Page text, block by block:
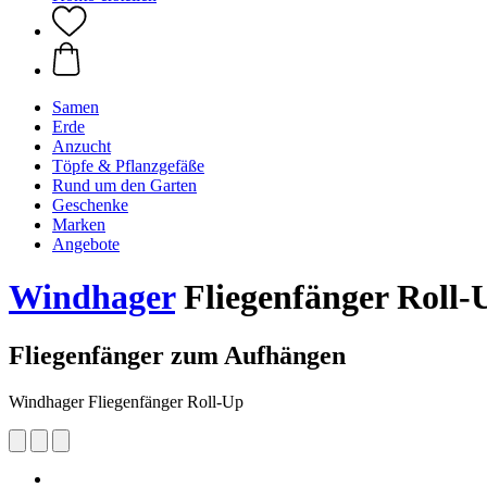
Samen
Erde
Anzucht
Töpfe & Pflanzgefäße
Rund um den Garten
Geschenke
Marken
Angebote
WindhagerFliegenfänger Roll-
​Fliegenfänger zum Aufhängen
Windhager Fliegenfänger Roll-Up